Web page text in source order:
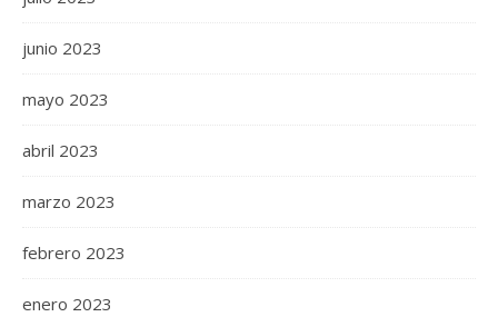
junio 2023
mayo 2023
abril 2023
marzo 2023
febrero 2023
enero 2023